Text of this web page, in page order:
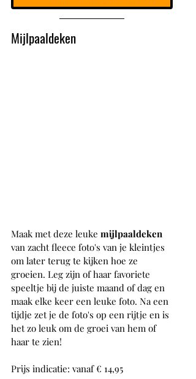
Mijlpaaldeken
Maak met deze leuke mijlpaaldeken
van zacht fleece foto's van je kleintjes
om later terug te kijken hoe ze
groeien. Leg zijn of haar favoriete
speeltje bij de juiste maand of dag en
maak elke keer een leuke foto. Na een
tijdje zet je de foto's op een rijtje en is
het zo leuk om de groei van hem of
haar te zien!
Prijs indicatie: vanaf € 14,95